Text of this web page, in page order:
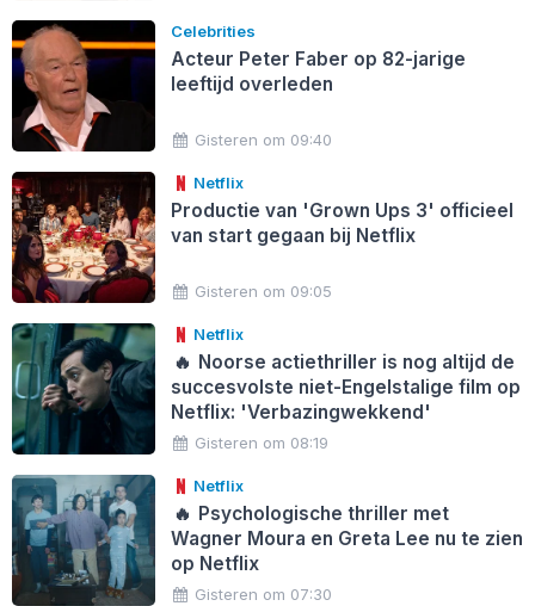
Celebrities
Acteur Peter Faber op 82-jarige
leeftijd overleden
Gisteren om 09:40
Netflix
Productie van 'Grown Ups 3' officieel
van start gegaan bij Netflix
Gisteren om 09:05
Netflix
🔥 Noorse actiethriller is nog altijd de
succesvolste niet-Engelstalige film op
Netflix: 'Verbazingwekkend'
Gisteren om 08:19
Netflix
🔥 Psychologische thriller met
Wagner Moura en Greta Lee nu te zien
op Netflix
Gisteren om 07:30